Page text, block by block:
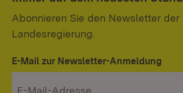
Abonnieren Sie den Newsletter der
Landesregierung.
E-Mail zur Newsletter-Anmeldung